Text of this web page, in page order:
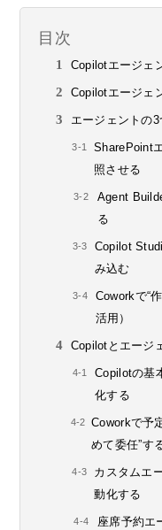
目次
Copilotエージェ
Copilotエージェ
エージェントの
SharePoint
照させる
Agent
る
Copilot
み込む
Coworkで“
活用）
Copilotとエージ
Copilotの基
化する
Coworkで予
めて委任”す
カスタムエ
動化する
座席予約エ